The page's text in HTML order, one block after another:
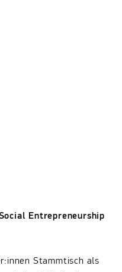
Entrepreneurship
Stammtisch als